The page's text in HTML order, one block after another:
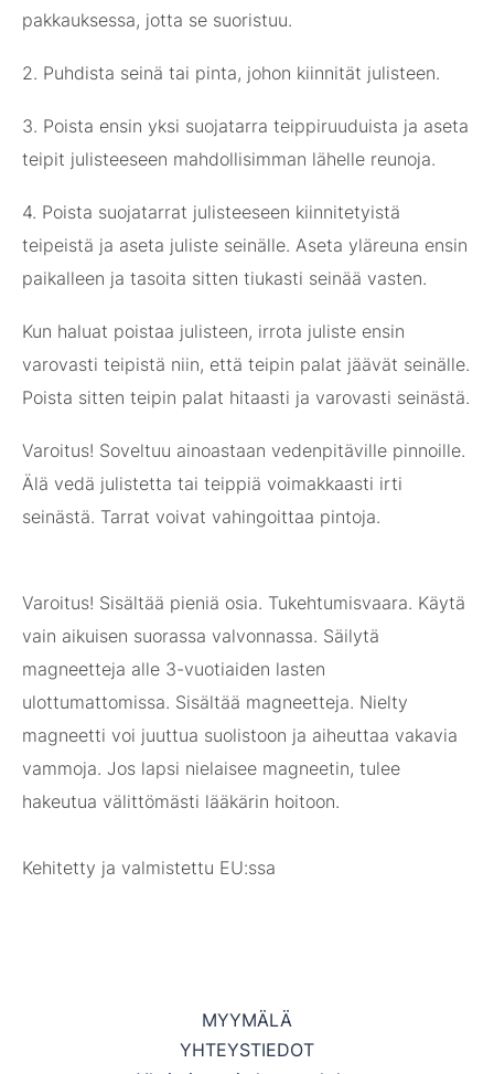
pakkauksessa, jotta se suoristuu.
2. Puhdista seinä tai pinta, johon kiinnität julisteen.
3. Poista ensin yksi suojatarra teippiruuduista ja aseta
teipit julisteeseen mahdollisimman lähelle reunoja.
4. Poista suojatarrat julisteeseen kiinnitetyistä
teipeistä ja aseta juliste seinälle. Aseta yläreuna ensin
paikalleen ja tasoita sitten tiukasti seinää vasten.
Kun haluat poistaa julisteen, irrota juliste ensin
varovasti teipistä niin, että teipin palat jäävät seinälle.
Poista sitten teipin palat hitaasti ja varovasti seinästä.
Varoitus! Soveltuu ainoastaan vedenpitäville pinnoille.
Älä vedä julistetta tai teippiä voimakkaasti irti
seinästä. Tarrat voivat vahingoittaa pintoja.
Varoitus! Sisältää pieniä osia. Tukehtumisvaara. Käytä
vain aikuisen suorassa valvonnassa. Säilytä
magneetteja alle 3-vuotiaiden lasten
ulottumattomissa. Sisältää magneetteja. Nielty
magneetti voi juuttua suolistoon ja aiheuttaa vakavia
vammoja. Jos lapsi nielaisee magneetin, tulee
hakeutua välittömästi lääkärin hoitoon.
Kehitetty ja valmistettu EU:ssa
MYYMÄLÄ
YHTEYSTIEDOT